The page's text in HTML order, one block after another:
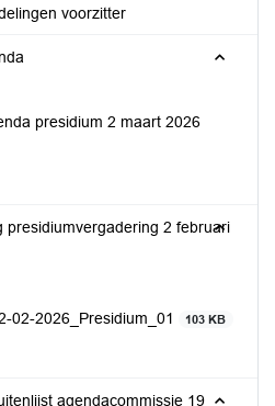
voorzitter
presidium 2 maart 2026
presidiumvergadering 2 februari
02-2026_Presidium_01
103 KB
agendacommissie 19